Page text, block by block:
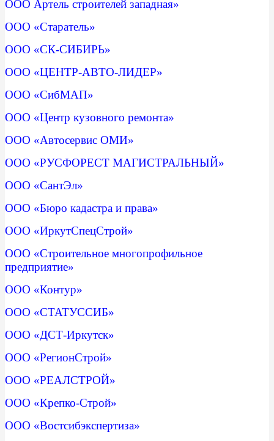
ООО Артель строителей западная»
ООО «Старатель»
ООО «СК-СИБИРЬ»
ООО «ЦЕНТР-АВТО-ЛИДЕР»
ООО «СибМАП»
ООО «Центр кузовного ремонта»
ООО «Автосервис ОМИ»
ООО «РУСФОРЕСТ МАГИСТРАЛЬНЫЙ»
ООО «СантЭл»
ООО «Бюро кадастра и права»
ООО «ИркутСпецСтрой»
ООО «Строительное многопрофильное
предприятие»
ООО «Контур»
ООО «СТАТУССИБ»
ООО «ДСТ-Иркутск»
ООО «РегионСтрой»
ООО «РЕАЛСТРОЙ»
ООО «Крепко-Строй»
ООО «Востсибэкспертиза»